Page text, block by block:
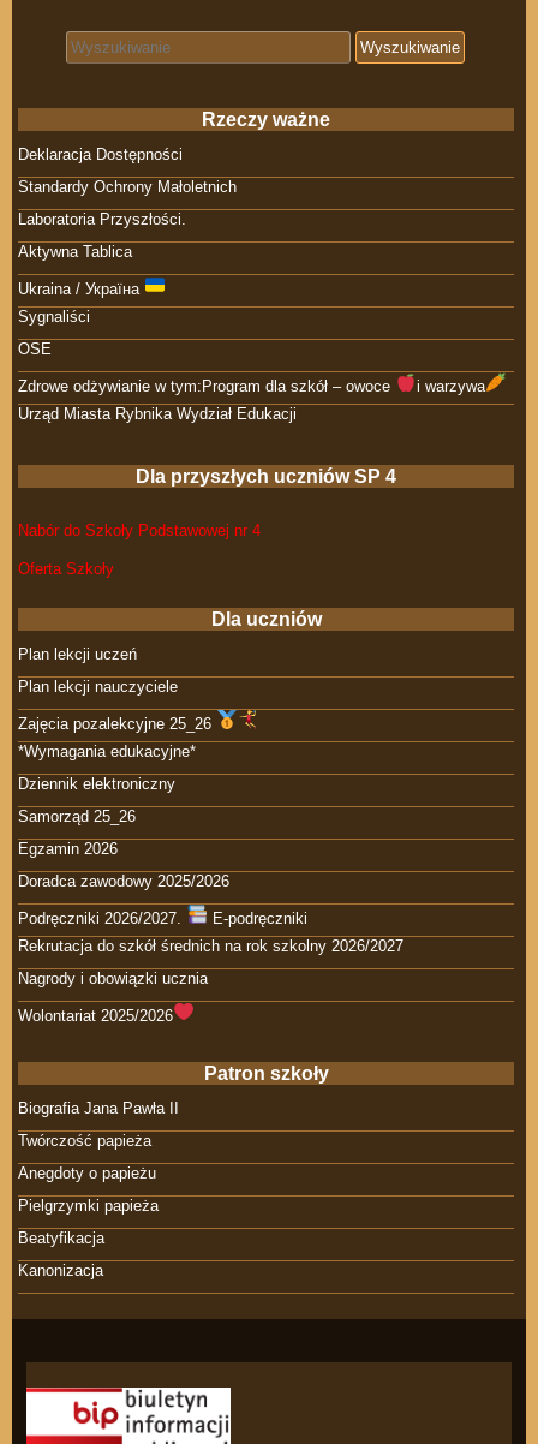
Search for:
Rzeczy ważne
Deklaracja Dostępności
Standardy Ochrony Małoletnich
Laboratoria Przyszłości.
Aktywna Tablica
Ukraina / Україна
Sygnaliści
OSE
Zdrowe odżywianie w tym:Program dla szkół – owoce
i warzywa
Urząd Miasta Rybnika Wydział Edukacji
Dla przyszłych uczniów SP 4
Nabór do Szkoły Podstawowej nr 4
Oferta Szkoły
Dla uczniów
Plan lekcji uczeń
Plan lekcji nauczyciele
Zajęcia pozalekcyjne 25_26
*Wymagania edukacyjne*
Dziennik elektroniczny
Samorząd 25_26
Egzamin 2026
Doradca zawodowy 2025/2026
Podręczniki 2026/2027.
E-podręczniki
Rekrutacja do szkół średnich na rok szkolny 2026/2027
Nagrody i obowiązki ucznia
Wolontariat 2025/2026
Patron szkoły
Biografia Jana Pawła II
Twórczość papieża
Anegdoty o papieżu
Pielgrzymki papieża
Beatyfikacja
Kanonizacja